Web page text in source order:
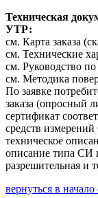
Техническая
УТР:
см. Карта заказа
см. Технические
см. Руководство
см. Методика
По заявке
заказа (опросный
сертификат
средств
техническое
описание типа СИ
разрешительная и
вернуться в